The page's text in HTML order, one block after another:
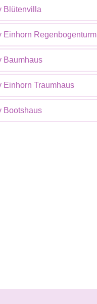
Blütenvilla
Einhorn Regenbogenturm
Baumhaus
Einhorn Traumhaus
Bootshaus